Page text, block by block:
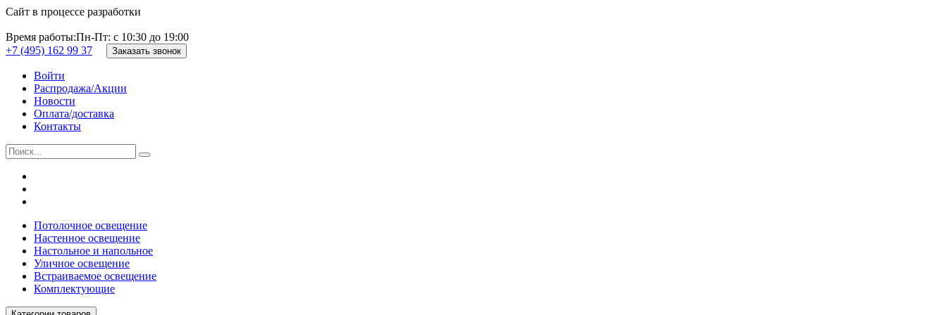
Сайт в процессе разработки
Время работы:Пн-Пт: с 10:30 до 19:00
+7 (495) 162 99 37
Заказать звонок
Войти
Распродажа/Акции
Новости
Оплата/доставка
Контакты
Потолочное освещение
Настенное освещение
Настольное и напольное
Уличное освещение
Встраиваемое освещение
Комплектующие